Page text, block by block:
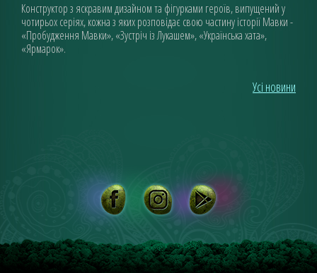
Конструктор з яскравим дизайном та фігурками героїв, випущений у
чотирьох серіях, кожна з яких розповідає свою частину історії Мавки -
«Пробудження Мавки», «Зустріч із Лукашем», «Українська хата»,
«Ярмарок».
Усі новини